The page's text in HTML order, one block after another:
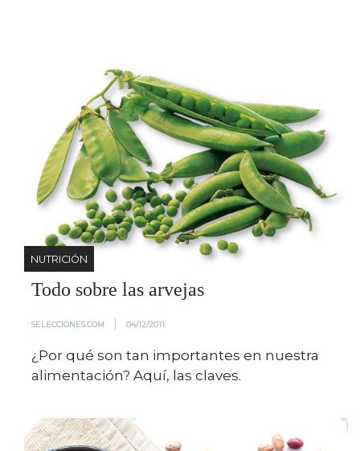
NUTRICIÓN
Todo sobre las arvejas
SELECCIONES.COM | 04/12/2011
¿Por qué son tan importantes en nuestra
alimentación? Aquí, las claves.